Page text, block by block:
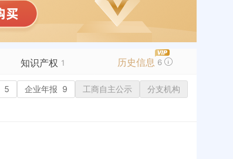
知识产权 1 历史信息 6
商标信息
5 企业年报 9 工商自主公示
分支机构